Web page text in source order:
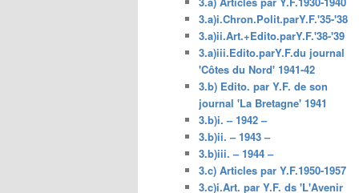
3.a)i.Chron.Polit.parY.F.'35-'38
3.a)ii.Art.+Edito.parY.F.'38-'39
3.a)iii.Edito.parY.F.du journal
'Côtes du Nord' 1941-42
3.b) Edito. par Y.F. de son
journal 'La Bretagne' 1941
3.b)i. – 1942 –
3.b)ii. – 1943 –
3.b)iii. – 1944 –
3.c) Articles par Y.F.1950-1957
3.c)i.Art. par Y.F. ds 'L'Avenir